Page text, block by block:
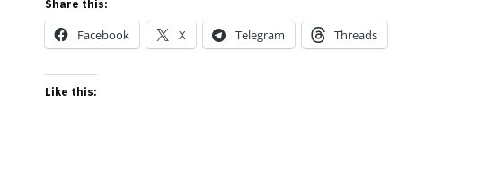
Share this:
Facebook X Telegram Threads
Like this: